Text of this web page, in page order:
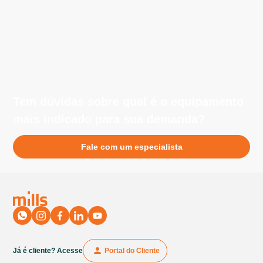
Fale com um especialista
Já é cliente? Acesse Portal do Cliente